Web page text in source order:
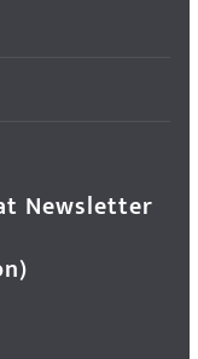
Newsletter